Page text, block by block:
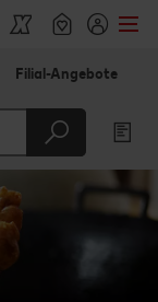
Filial-Angebote